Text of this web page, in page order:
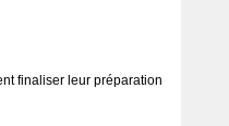
finaliser leur préparation